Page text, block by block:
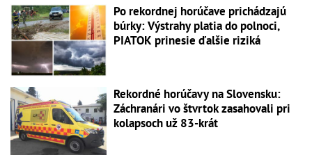
Po rekordnej horúčave prichádzajú
búrky: Výstrahy platia do polnoci,
PIATOK prinesie ďalšie riziká
Rekordné horúčavy na Slovensku:
Záchranári vo štvrtok zasahovali pri
kolapsoch už 83-krát